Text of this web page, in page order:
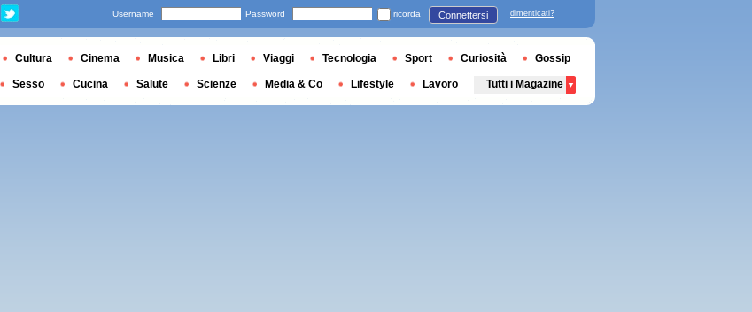
Username Password ricorda Connettersi dimenticati?
Cultura Cinema Musica Libri Viaggi Tecnologia Sport Curiosità Gossip
Sesso Cucina Salute Scienze Media & Co Lifestyle Lavoro Tutti i Magazine